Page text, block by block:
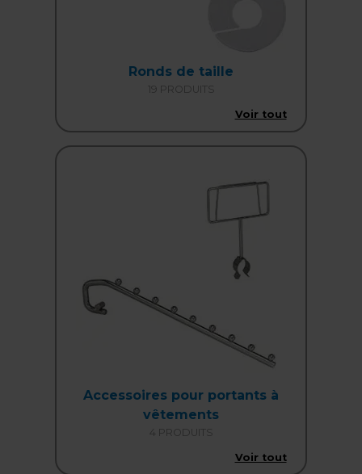
Ronds de taille
19 PRODUITS
Voir tout
Accessoires pour portants à
vêtements
4 PRODUITS
Voir tout